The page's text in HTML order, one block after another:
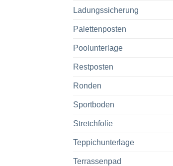
Ladungssicherung
Palettenposten
Poolunterlage
Restposten
Ronden
Sportboden
Stretchfolie
Teppichunterlage
Terrassenpad